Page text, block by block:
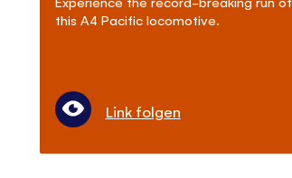
this A4 Pacific locomotive.
Link folgen